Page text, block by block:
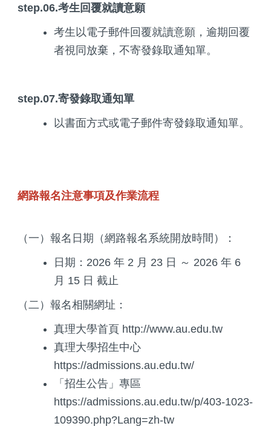
step.06.考生回覆就讀意願
考生以電子郵件回覆就讀意願，逾期回覆
者視同放棄，不寄發錄取通知單。
step.07.寄發錄取通知單
以書面方式或電子郵件寄發錄取通知單。
網路報名注意事項及作業流程
（一）報名日期（網路報名系統開放時間）：
日期：2026 年 2 月 23 日 ～ 2026 年 6
月 15 日 截止
（二）報名相關網址：
真理大學首頁 http://www.au.edu.tw
真理大學招生中心
https://admissions.au.edu.tw/
「招生公告」專區
https://admissions.au.edu.tw/p/403-1023-
109390.php?Lang=zh-tw